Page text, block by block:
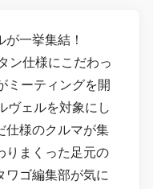
が一挙集結！
ン仕様にこだわっ
ミーティングを開
ヴェルを対象にし
仕様のクルマが集
りまくった足元の
ワゴ編集部が気に